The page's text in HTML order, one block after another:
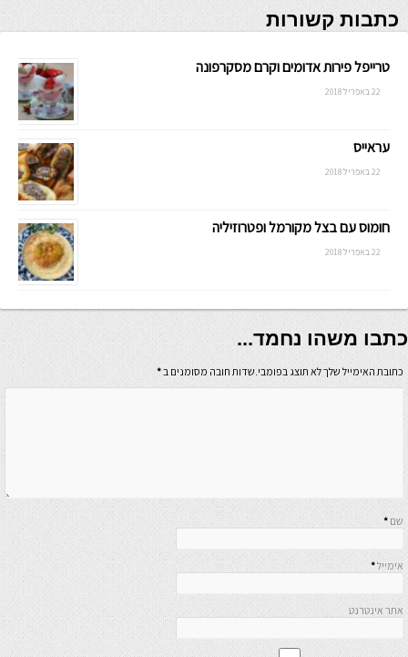
כתבות קשורות
טרייפל פירות אדומים וקרם מסקרפונה
22 באפריל 2018
עראייס
22 באפריל 2018
חומוס עם בצל מקורמל ופטרוזיליה
22 באפריל 2018
כתבו משהו נחמד...
כתובת האימייל שלך לא תוצג בפומבי.שדות חובה מסומנים ב*
שם *
אימייל*
אתר אינטרנט